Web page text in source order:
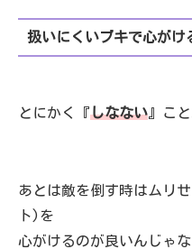
扱いにくいブキで心がけ
とにかく『しなない 』こと
あとは敵を倒す時はムリ
ト)を
心がけるのが良いんじゃ